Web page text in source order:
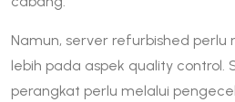
Namun, server refurbished
lebih pada aspek quality control.
perangkat perlu melalui